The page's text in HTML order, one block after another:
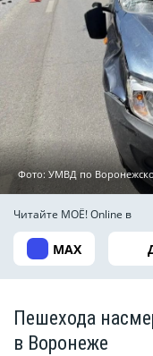
Фото: УМВД по
Читайте МОЁ! Online в
MAX
Пешехода
в Воронеже